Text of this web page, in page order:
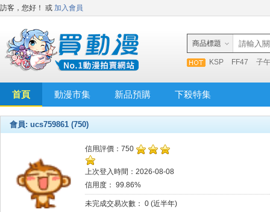
訪客，您好！ 或 加入會員
商品標題
KSP FF47 子
首頁 動漫市集 新品預購 下殺特集
會員: ucs759861 (750)
信用評價：750
上次登入時間：2026-08-08
信用度： 99.86%
未完成交易次數： 0 (近半年)